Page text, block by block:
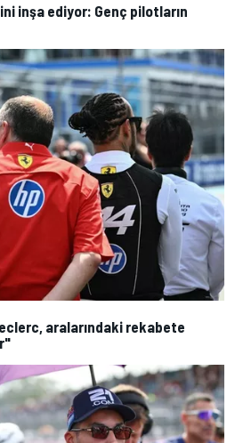
inşa ediyor: Genç pilotların
aralarındaki rekabete